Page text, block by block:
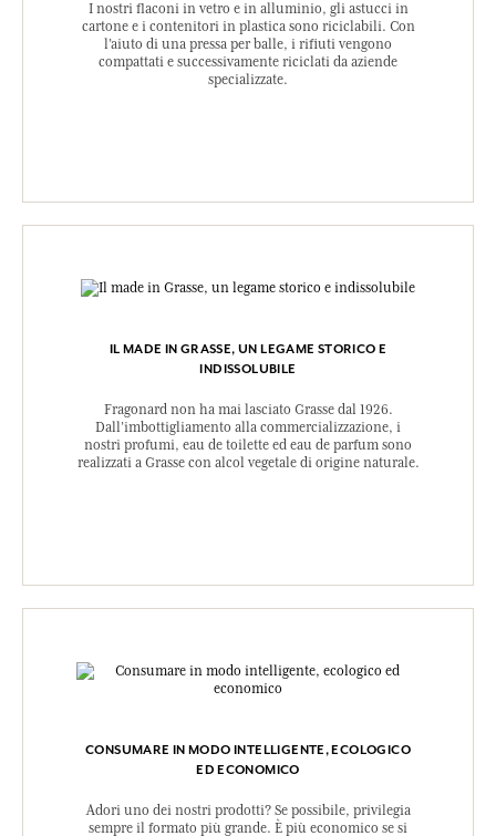
I nostri flaconi in vetro e in alluminio, gli astucci in
cartone e i contenitori in plastica sono riciclabili. Con
l’aiuto di una pressa per balle, i rifiuti vengono
compattati e successivamente riciclati da aziende
specializzate.
IL MADE IN GRASSE, UN LEGAME STORICO E
INDISSOLUBILE
Fragonard non ha mai lasciato Grasse dal 1926.
Dall’imbottigliamento alla commercializzazione, i
nostri profumi, eau de toilette ed eau de parfum sono
realizzati a Grasse con alcol vegetale di origine naturale.
CONSUMARE IN MODO INTELLIGENTE, ECOLOGICO
ED ECONOMICO
Adori uno dei nostri prodotti? Se possibile, privilegia
sempre il formato più grande. È più economico se si